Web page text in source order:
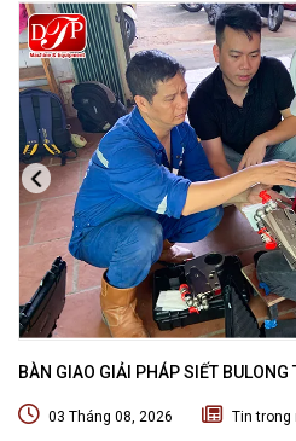
BÀN GIAO GIẢI PHÁP SIẾT BULONG
03 Tháng 08, 2026 Tin trong